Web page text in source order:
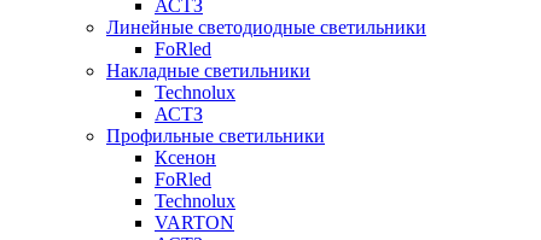
АСТЗ
Линейные светодиодные светильники
FoRled
Накладные светильники
Technolux
АСТЗ
Профильные светильники
Ксенон
FoRled
Technolux
VARTON